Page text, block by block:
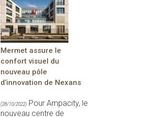
Mermet assure le
confort visuel du
nouveau pôle
d’innovation de Nexans
(28/10/2022) Pour Ampacity, le
nouveau centre de